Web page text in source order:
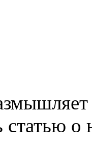
статью